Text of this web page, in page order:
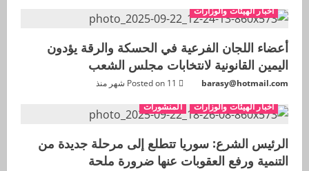
اخبار الهيئات والوزارات
أعضاء اللجان الفرعية في الحسكة والرقة يؤدون
اليمين القانونية لانتخابات مجلس الشعب
barasy@hotmail.com
اخبار الهيئات والوزارات
المنشورات
الرئيس الشرع: سوريا تتطلع إلى مرحلة جديدة من
التنمية ورفع العقوبات عنها ضرورة ملحة